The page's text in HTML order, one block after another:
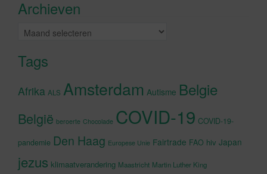
Archieven
Archieven
Tags
Afrika ALS Amsterdam Autisme Belgie
België beroerte Chocolade COVID-19 COVID-19-
pandemie Den Haag Europese Unie Fairtrade FAO hiv Japan
jezus klimaatverandering Maastricht Martin Luther King